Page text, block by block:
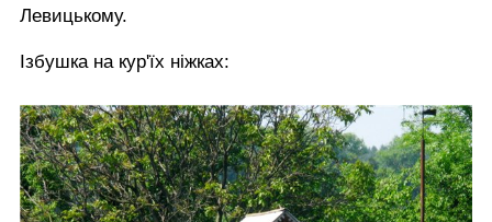
Левицькому.
Ізбушка на кур'їх ніжках: